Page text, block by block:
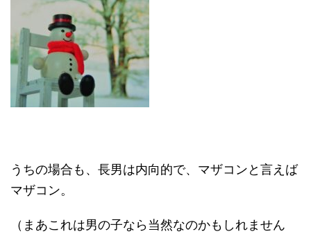
うちの場合も、長男は内向的で、マザコンと言えば
マザコン。
（まあこれは男の子なら当然なのかもしれません